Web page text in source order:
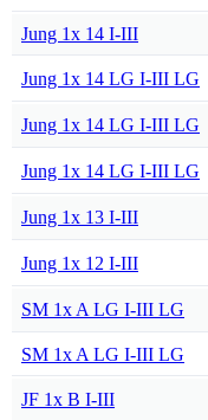
Jung 1x 14 I-III
Jung 1x 14 LG I-III LG
Jung 1x 14 LG I-III LG
Jung 1x 14 LG I-III LG
Jung 1x 13 I-III
Jung 1x 12 I-III
SM 1x A LG I-III LG
SM 1x A LG I-III LG
JF 1x B I-III